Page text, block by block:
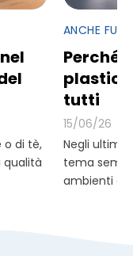
o di tè,
qualità
ANCHE
Perché
tutti
15/06/26
Negli ultimi
tema
ambienti di